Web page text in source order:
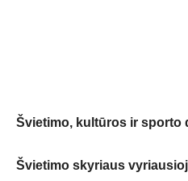
Švietimo, kultūros ir sporto
Švietimo skyriaus